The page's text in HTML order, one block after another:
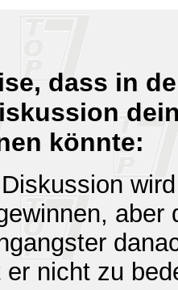
dass in
könnte:
aber
er nicht zu